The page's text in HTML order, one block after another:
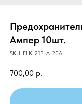
Ампер 10шт.
SKU: FLK-213-A-20A
700,00 р.